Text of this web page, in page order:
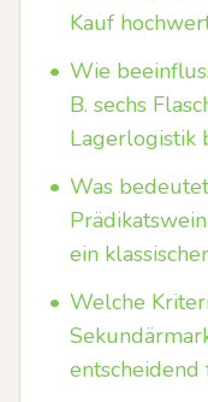
Kauf
• Wie
B. sechs
Lagerlogistik
• Was
ein
• Welche